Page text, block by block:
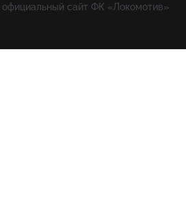
сайт ФК «Локомотив»